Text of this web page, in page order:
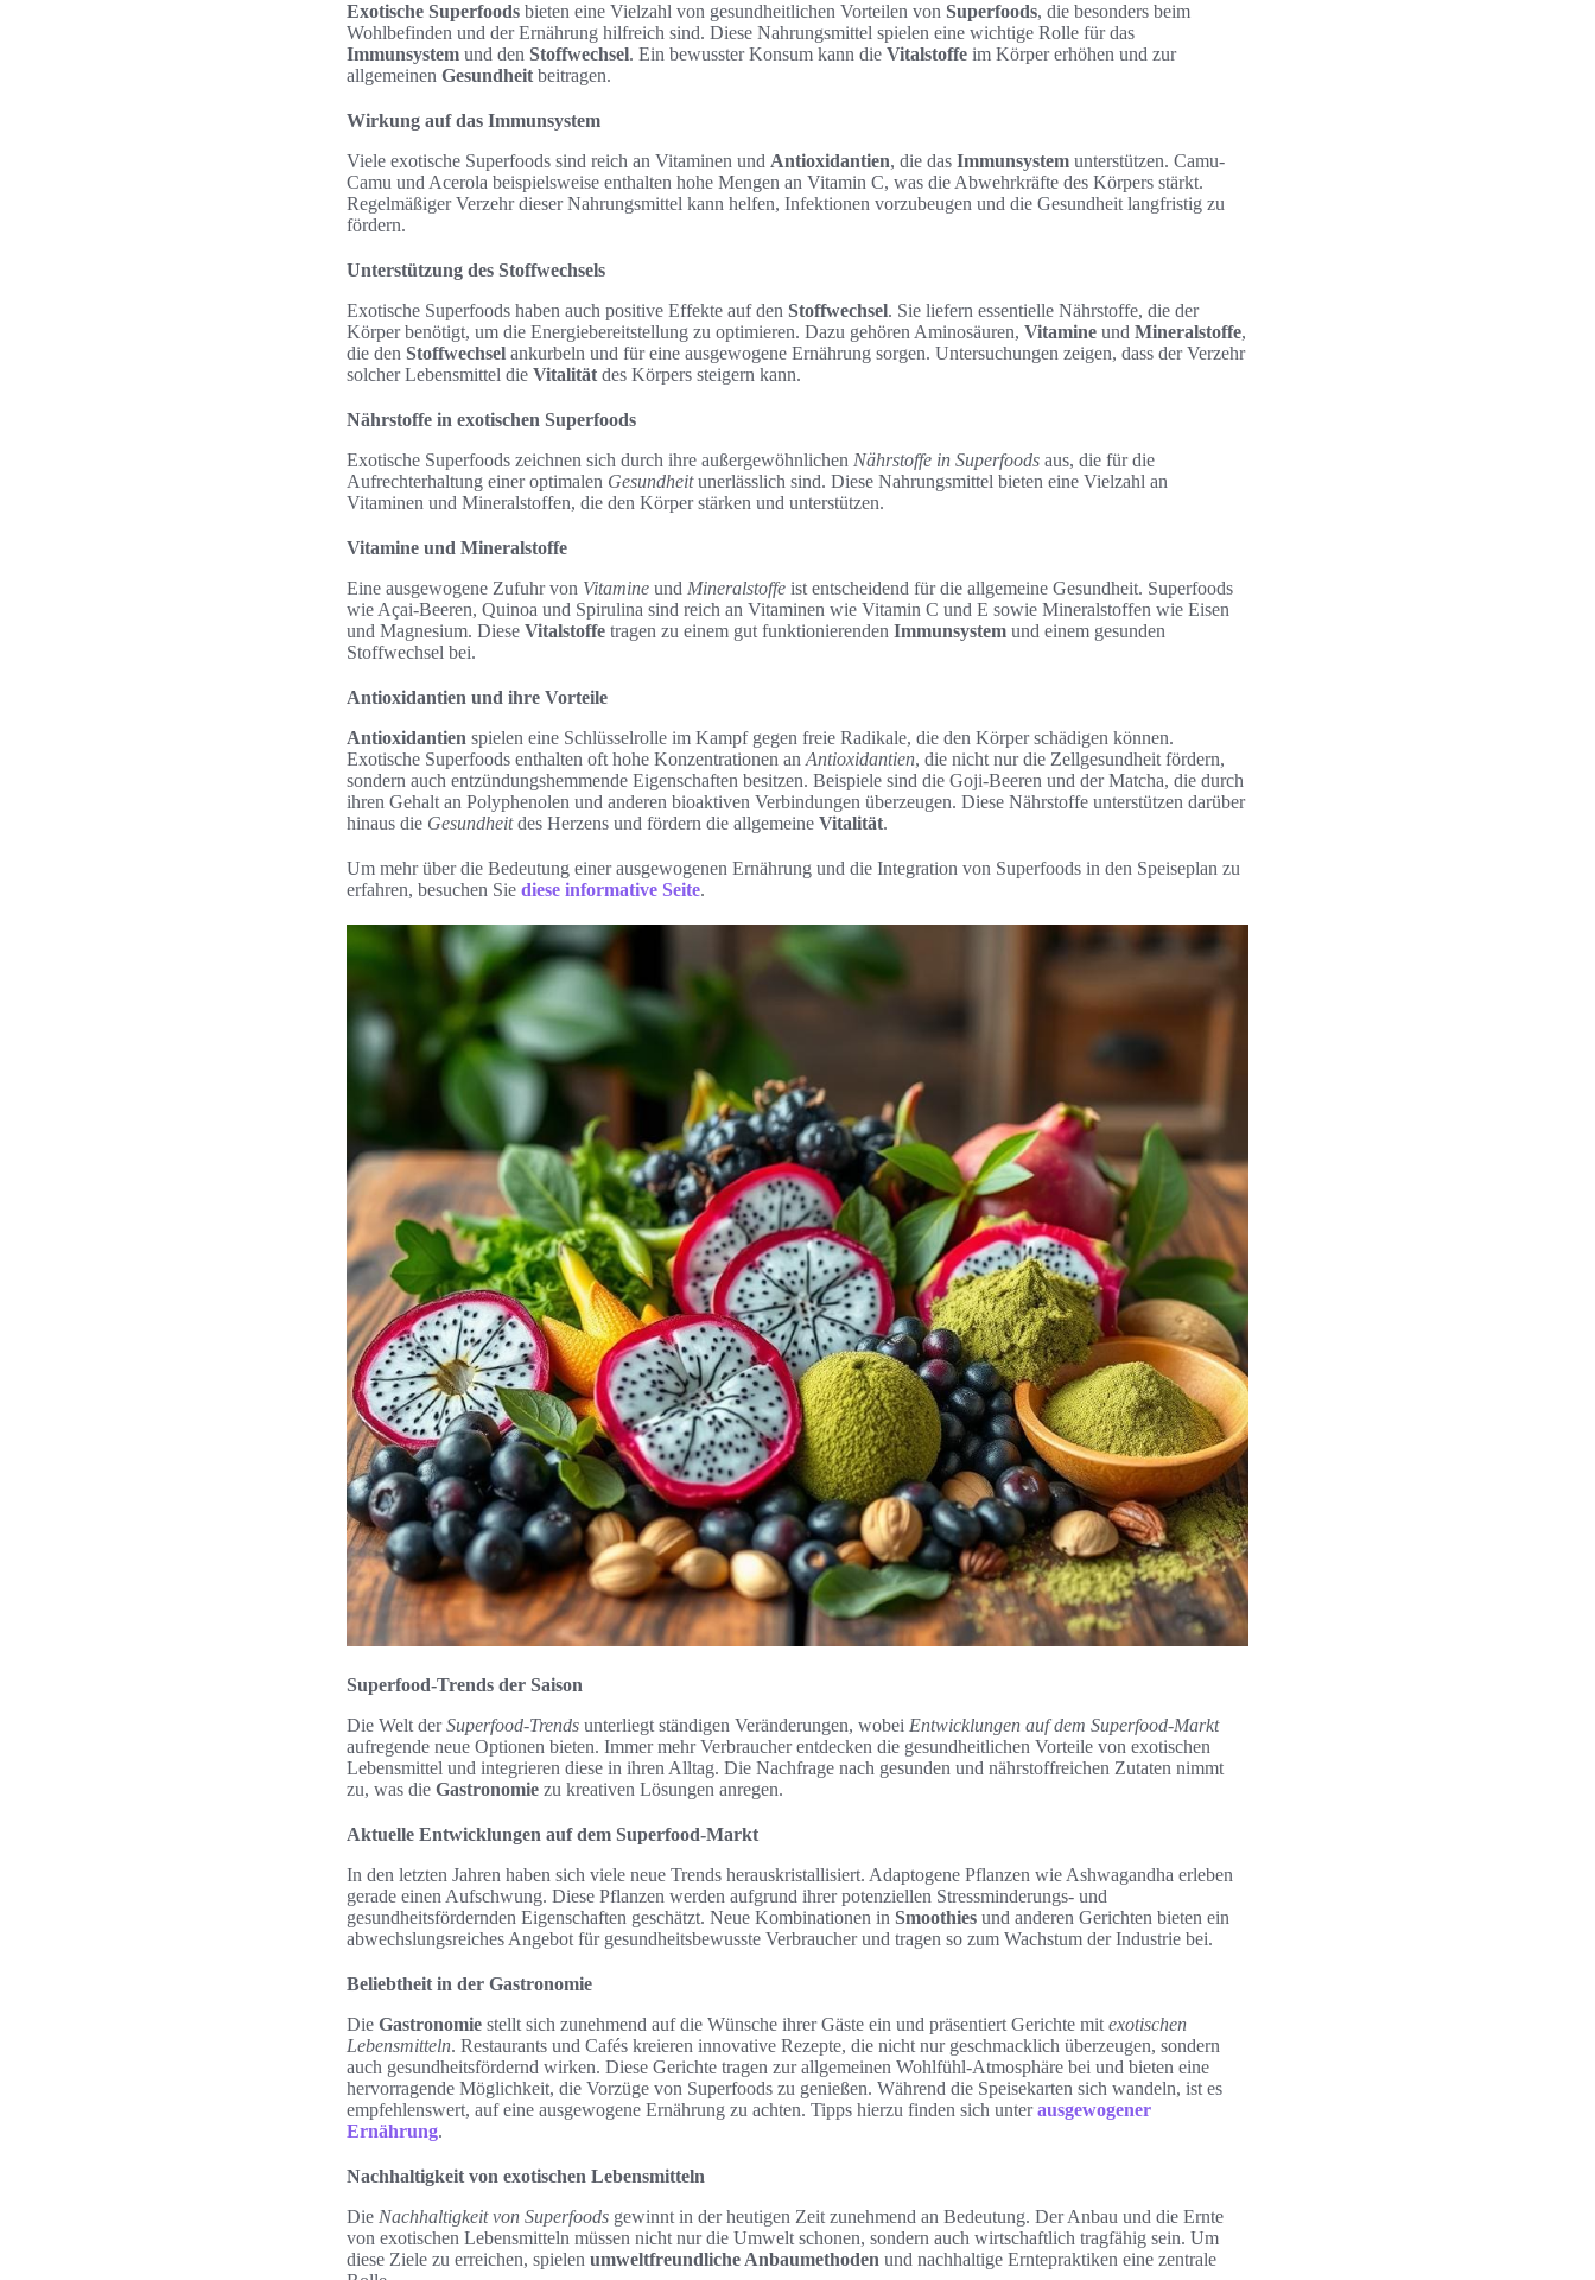
Exotische Superfoods bieten eine Vielzahl von gesundheitlichen Vorteilen von Superfoods, die besonders beim
Wohlbefinden und der Ernährung hilfreich sind. Diese Nahrungsmittel spielen eine wichtige Rolle für das
Immunsystem und den Stoffwechsel. Ein bewusster Konsum kann die Vitalstoffe im Körper erhöhen und zur
allgemeinen Gesundheit beitragen.
Wirkung auf das Immunsystem
Viele exotische Superfoods sind reich an Vitaminen und Antioxidantien, die das Immunsystem unterstützen. Camu-
Camu und Acerola beispielsweise enthalten hohe Mengen an Vitamin C, was die Abwehrkräfte des Körpers stärkt.
Regelmäßiger Verzehr dieser Nahrungsmittel kann helfen, Infektionen vorzubeugen und die Gesundheit langfristig zu
fördern.
Unterstützung des Stoffwechsels
Exotische Superfoods haben auch positive Effekte auf den Stoffwechsel. Sie liefern essentielle Nährstoffe, die der
Körper benötigt, um die Energiebereitstellung zu optimieren. Dazu gehören Aminosäuren, Vitamine und Mineralstoffe,
die den Stoffwechsel ankurbeln und für eine ausgewogene Ernährung sorgen. Untersuchungen zeigen, dass der Verzehr
solcher Lebensmittel die Vitalität des Körpers steigern kann.
Nährstoffe in exotischen Superfoods
Exotische Superfoods zeichnen sich durch ihre außergewöhnlichen Nährstoffe in Superfoods aus, die für die
Aufrechterhaltung einer optimalen Gesundheitunerlässlich sind. Diese Nahrungsmittel bieten eine Vielzahl an
Vitaminen und Mineralstoffen, die den Körper stärken und unterstützen.
Vitamine und Mineralstoffe
Eine ausgewogene Zufuhr von Vitamine und Mineralstoffe ist entscheidend für die allgemeine Gesundheit. Superfoods
wie Açai-Beeren, Quinoa und Spirulina sind reich an Vitaminen wie Vitamin C und E sowie Mineralstoffen wie Eisen
und Magnesium. Diese Vitalstoffe tragen zu einem gut funktionierenden Immunsystem und einem gesunden
Stoffwechsel bei.
Antioxidantien und ihre Vorteile
Antioxidantien spielen eine Schlüsselrolle im Kampf gegen freie Radikale, die den Körper schädigen können.
Exotische Superfoods enthalten oft hohe Konzentrationen an Antioxidantien, die nicht nur die Zellgesundheit fördern,
sondern auch entzündungshemmende Eigenschaften besitzen. Beispiele sind die Goji-Beeren und der Matcha, die durch
ihren Gehalt an Polyphenolen und anderen bioaktiven Verbindungen überzeugen. Diese Nährstoffe unterstützen darüber
hinaus die Gesundheitdes Herzens und fördern die allgemeine Vitalität.
Um mehr über die Bedeutung einer ausgewogenen Ernährung und die Integration von Superfoods in den Speiseplan zu
erfahren, besuchen Sie diese informative Seite.
Superfood-Trends der Saison
Die Welt derSuperfood-Trends unterliegt ständigen Veränderungen, wobei Entwicklungen auf dem Superfood-Markt
aufregende neue Optionen bieten. Immer mehr Verbraucher entdecken die gesundheitlichen Vorteile von exotischen
Lebensmittel und integrieren diese in ihren Alltag. Die Nachfrage nach gesunden und nährstoffreichen Zutaten nimmt
zu, was die Gastronomie zu kreativen Lösungen anregen.
Aktuelle Entwicklungen auf dem Superfood-Markt
In den letzten Jahren haben sich viele neue Trends herauskristallisiert. Adaptogene Pflanzen wie Ashwagandha erleben
gerade einen Aufschwung. Diese Pflanzen werden aufgrund ihrer potenziellen Stressminderungs- und
gesundheitsfördernden Eigenschaften geschätzt. Neue Kombinationen in Smoothies und anderen Gerichten bieten ein
abwechslungsreiches Angebot für gesundheitsbewusste Verbraucher und tragen so zum Wachstum der Industrie bei.
Beliebtheit in der Gastronomie
Die Gastronomie stellt sich zunehmend auf die Wünsche ihrer Gäste ein und präsentiert Gerichte mit exotischen
Lebensmitteln. Restaurants und Cafés kreieren innovative Rezepte, die nicht nur geschmacklich überzeugen, sondern
auch gesundheitsfördernd wirken. Diese Gerichte tragen zur allgemeinen Wohlfühl-Atmosphäre bei und bieten eine
hervorragende Möglichkeit, die Vorzüge von Superfoods zu genießen. Während die Speisekarten sich wandeln, ist es
empfehlenswert, auf eine ausgewogene Ernährung zu achten. Tipps hierzu finden sich unterausgewogener
Ernährung.
Nachhaltigkeit von exotischen Lebensmitteln
Die Nachhaltigkeit von Superfoods gewinnt in der heutigen Zeit zunehmend an Bedeutung. Der Anbau und die Ernte
von exotischen Lebensmitteln müssen nicht nur die Umwelt schonen, sondern auch wirtschaftlich tragfähig sein. Um
diese Ziele zu erreichen, spielen umweltfreundliche Anbaumethoden und nachhaltige Erntepraktiken eine zentrale